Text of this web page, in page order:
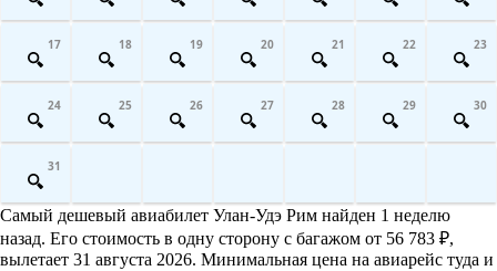
17 18 19 20 21 22 23
24 25 26 27 28 29 30
31
Самый дешевый авиабилет Улан-Удэ Рим найден 1 неделю
назад. Его стоимость в одну сторону с багажом от 56 783 ₽,
вылетает 31 августа 2026. Минимальная цена на авиарейс туда и